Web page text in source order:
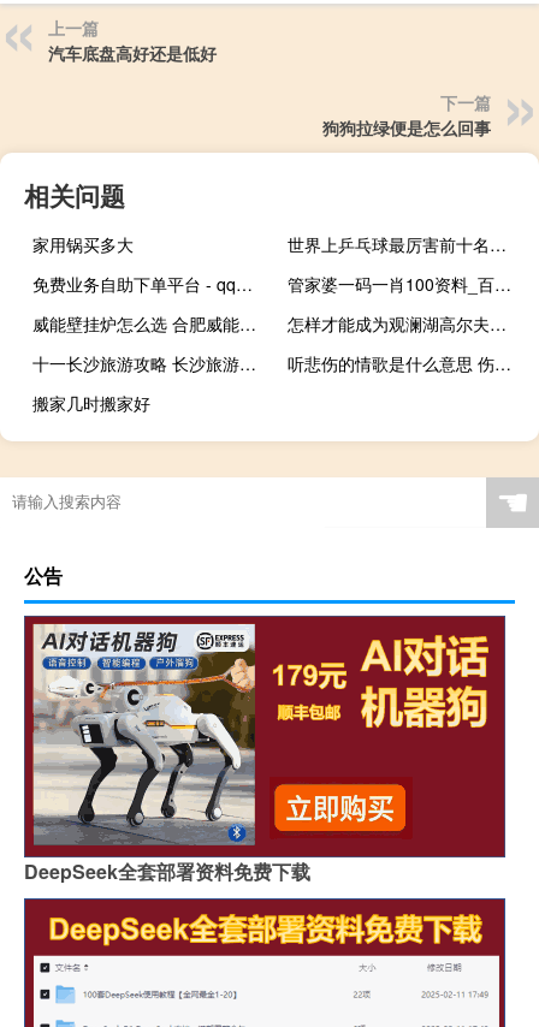
上一篇
汽车底盘高好还是低好
下一篇
狗狗拉绿便是怎么回事
相关问题
家用锅买多大
世界上乒乓球最厉害前十名国家 女子世界乒乓球排名
免费业务自助下单平台 - qq空间说说赞网站免费
管家婆一码一肖100资料_百度人工智能_安卓版636.64.1278
威能壁挂炉怎么选 合肥威能壁挂炉官方售后
怎样才能成为观澜湖高尔夫球会会员 深圳观澜湖高尔夫球会
十一长沙旅游攻略 长沙旅游攻略景点必去
听悲伤的情歌是什么意思 伤心的时候可以听情歌
搬家几时搬家好
☚
公告
DeepSeek全套部署资料免费下载